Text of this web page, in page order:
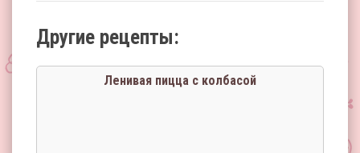
Другие рецепты:
Ленивая пицца с колбасой